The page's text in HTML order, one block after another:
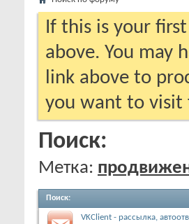
If this is your
above. You may
link above to
you want to visit
Поиск:
Метка:
Поиск:
VKClient - рассылка,